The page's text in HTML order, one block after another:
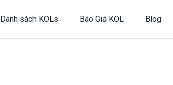
Danh sách KOLs Báo Giá KOL Blog